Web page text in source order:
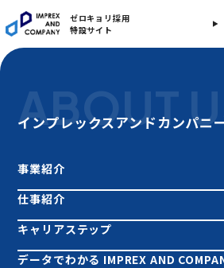
ゼロキョリ採用
特設サイト
ABOUT
インプレックスアンドカンパニ
事業紹介
仕事紹介
キャリアステップ
データでわかる IMPREX AND